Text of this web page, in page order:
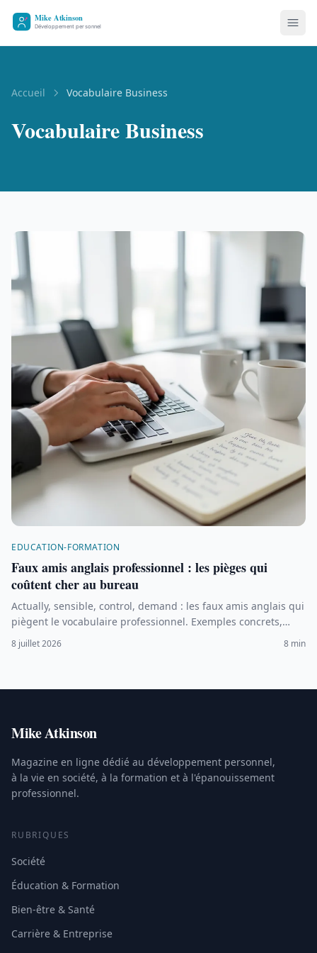
Accueil Vocabulaire Business
Vocabulaire Business
EDUCATION-FORMATION
Faux amis anglais professionnel : les pièges qui
coûtent cher au bureau
Actually, sensible, control, demand : les faux amis anglais qui
piègent le vocabulaire professionnel. Exemples concrets,
erreurs classiques et méthode pour ne plus tomber dedans.
8 juillet 2026 8 min
Mike Atkinson
Magazine en ligne dédié au développement personnel,
à la vie en société, à la formation et à l'épanouissement
professionnel.
RUBRIQUES
Société
Éducation & Formation
Bien-être & Santé
Carrière & Entreprise